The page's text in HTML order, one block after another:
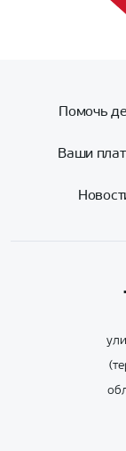
Помочь
Ваши